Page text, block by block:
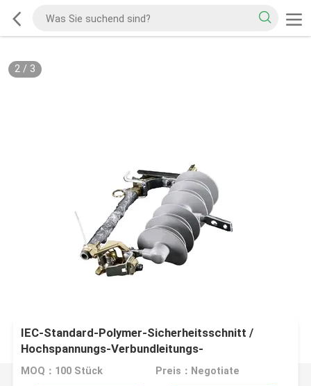
2/ 3
IEC-Standard-Polymer-Sicherheitsschnitt /
Hochspannungs-Verbundleitungs-
Sicherheitsschnitt
MOQ：100 Stück Preis：Negotiate